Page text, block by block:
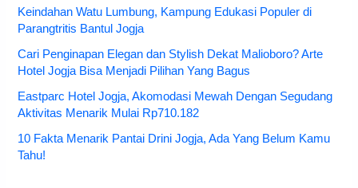
Keindahan Watu Lumbung, Kampung Edukasi Populer di
Parangtritis Bantul Jogja
Cari Penginapan Elegan dan Stylish Dekat Malioboro? Arte
Hotel Jogja Bisa Menjadi Pilihan Yang Bagus
Eastparc Hotel Jogja, Akomodasi Mewah Dengan Segudang
Aktivitas Menarik Mulai Rp710.182
10 Fakta Menarik Pantai Drini Jogja, Ada Yang Belum Kamu
Tahu!